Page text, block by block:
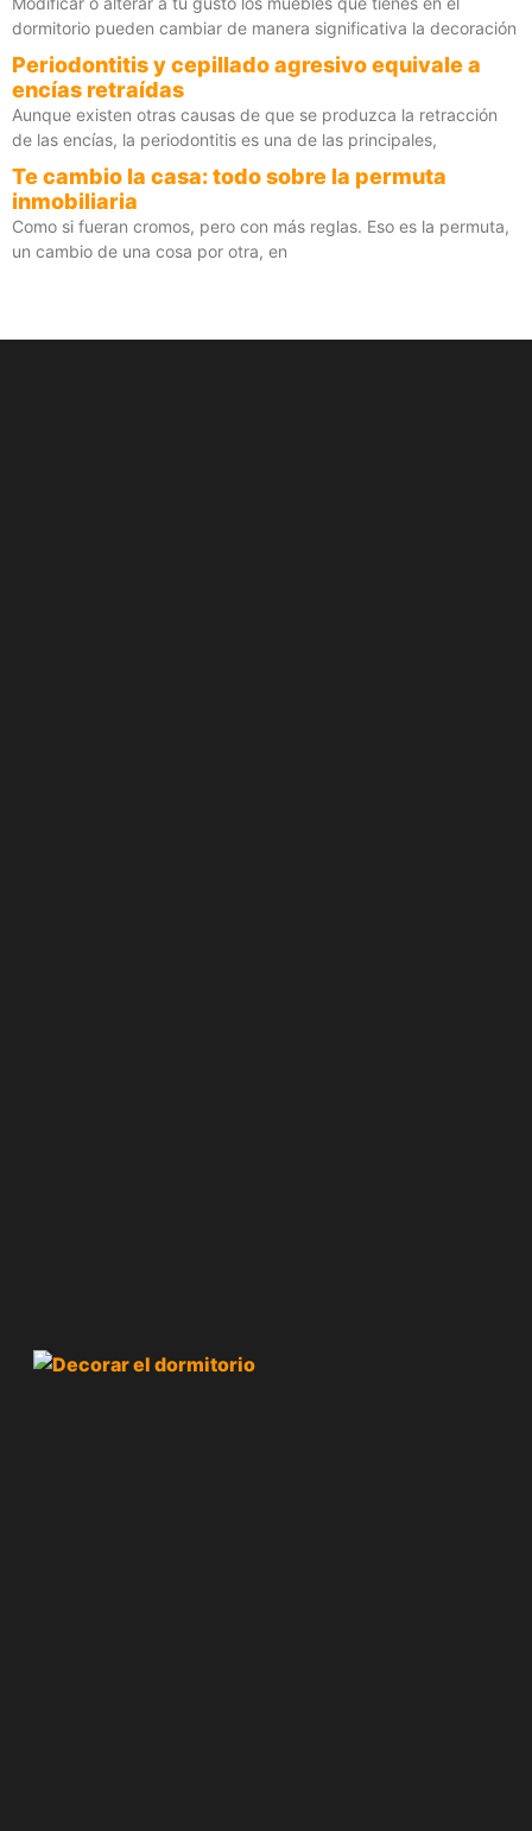
dormitorio pueden cambiar de manera significativa la decoración
Periodontitis y cepillado agresivo equivale a
encías retraídas
Aunque existen otras causas de que se produzca la retracción
de las encías, la periodontitis es una de las principales,
Te cambio la casa: todo sobre la permuta
inmobiliaria
Como si fueran cromos, pero con más reglas. Eso es la permuta,
un cambio de una cosa por otra, en